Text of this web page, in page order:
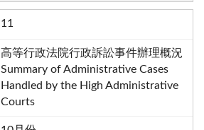
11
高等行政法院行政訴訟事件辦理概況
Summary of Administrative Cases
Handled by the High Administrative
Courts